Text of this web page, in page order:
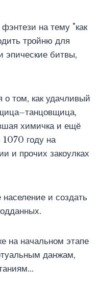
на тему "как
тройню для
эпические битвы,
том, как удачливый
химичка и ещё
году на
и прочих закоулках
и создать
на начальном этапе
данжам,